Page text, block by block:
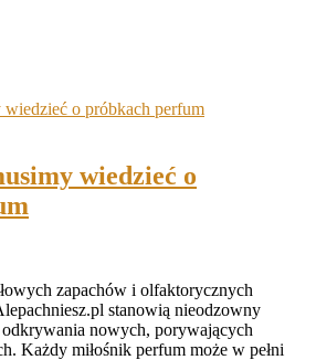
wiedzieć o
zapachów i olfaktorycznych
stanowią nieodzowny
nowych, porywających
Każdy miłośnik perfum może w pełni